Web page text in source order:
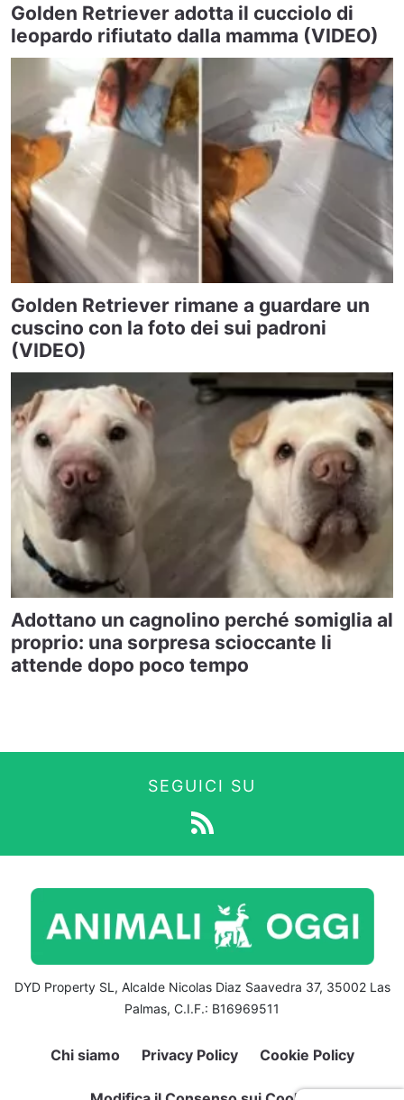
Golden Retriever adotta il cucciolo di
leopardo rifiutato dalla mamma (VIDEO)
Golden Retriever rimane a guardare un
cuscino con la foto dei sui padroni
(VIDEO)
Adottano un cagnolino perché somiglia al
proprio: una sorpresa scioccante li
attende dopo poco tempo
SEGUICI SU
DYD Property SL, Alcalde Nicolas Diaz Saavedra 37, 35002 Las
Palmas, C.I.F.: B16969511
Chi siamo Privacy Policy Cookie Policy